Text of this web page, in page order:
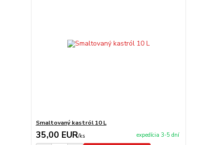
Smaltovaný kastról 10 L
35,00 EUR/ks expedícia 3-5 dní